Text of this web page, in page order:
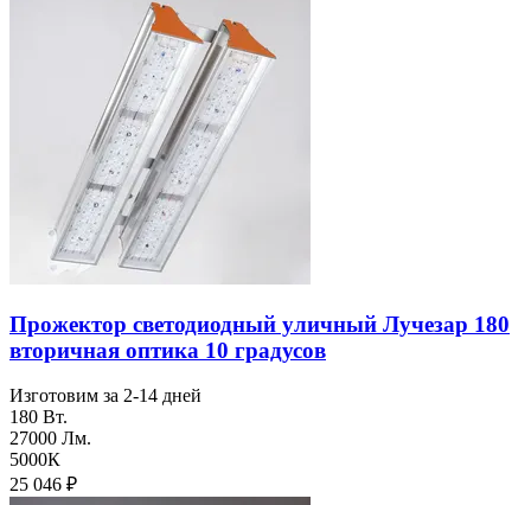
Прожектор светодиодный уличный Лучезар 180
вторичная оптика 10 градусов
Изготовим за 2-14 дней
180 Вт.
27000 Лм.
5000К
25 046 ₽